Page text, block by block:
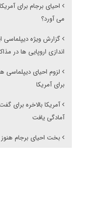
احیای برجام برای
می آورد؟
گزارش ویژه دیپلماسی
اندازی اروپایی ها در
لزوم احیای دیپلماسی
برای آمریکا
آمریکا بالاخره برای
آمادگی یافت
بخت احیای برجام هنوز